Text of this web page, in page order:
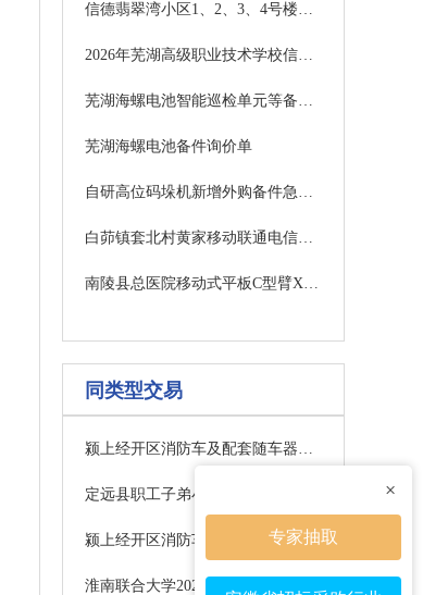
×
专家抽取
信德翡翠湾小区1、2、3、4号楼电梯更新项目招标公告
2026年芜湖高级职业技术学校信息工程系教学实训设备采购项目招标公告
芜湖海螺电池智能巡检单元等备件询价单
芜湖海螺电池备件询价单
自研高位码垛机新增外购备件急件询价单
白茆镇套北村黄家移动联通电信杆线迁改下地工程项目（二次）竞争性磋商公告
南陵县总医院移动式平板C型臂X射线机采购项目中标公示
同类型交易
颍上经开区消防车及配套随车器材采购项目二包询价公告
颍上经开区消防车及配套随车器材采购项目一包询价公告